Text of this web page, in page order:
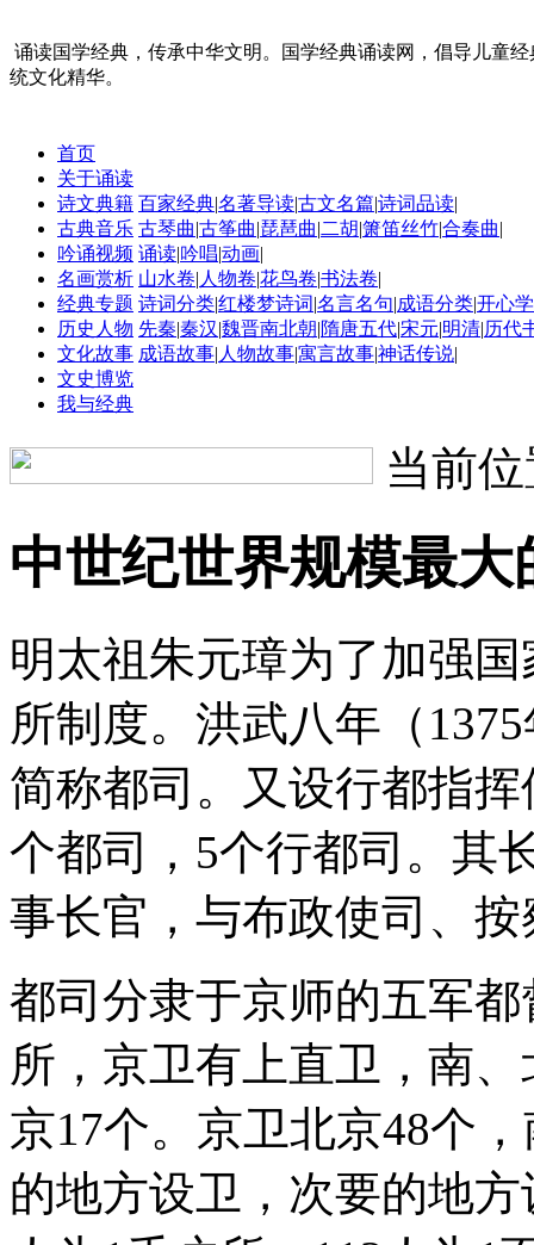
诵读国学经典，传承中华文明。国学经典诵读网，倡导儿童
统文化精华。
首页
关于诵读
诗文典籍 百家经典|名著导读|古文名篇|诗词品读|
古典音乐 古琴曲|古筝曲|琵琶曲|二胡|箫笛丝竹|合奏曲|
吟诵视频 诵读|吟唱|动画|
名画赏析 山水卷| 人物卷|花鸟卷|书法卷|
经典专题 诗词分类|红楼梦诗词|名言名句|成语分类|开心
历史人物 先秦|秦汉|魏晋南北朝|隋唐五代|宋元|明清|历代
文化故事 成语故事| 人物故事|寓言故事|神话传说|
文史博览
我与经典
当前
中世纪世界规模最大
明太祖朱元璋为了加强
所制度。洪武八年（
简称都司。又设行都指
个都司，5个行都司。其
事长官，与布政使司、
都司分隶于京师的五军
所，京卫有上直卫，南
京17个。京卫北京48个
的地方设卫，次要的地